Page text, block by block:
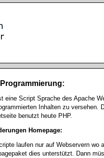
Programmierung:
eine Script Sprache des Apache
Inhalten zu versehen.
benutzt heute PHP.
Homepage:
laufen nur auf Webservern
dies unterstützt. Dann